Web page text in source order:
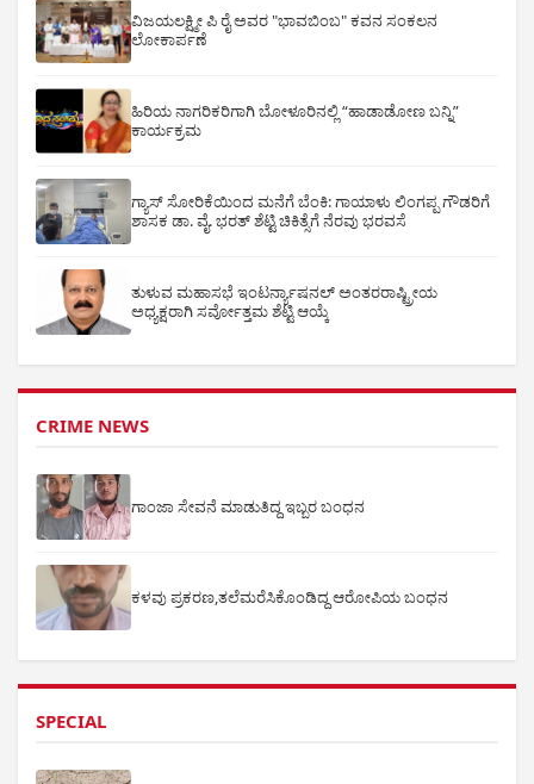
ವಿಜಯಲಕ್ಷ್ಮೀ ಪಿ ರೈ ಅವರ "ಭಾವಬಿಂಬ" ಕವನ ಸಂಕಲನ
ಲೋಕಾರ್ಪಣೆ
ಹಿರಿಯ ನಾಗರಿಕರಿಗಾಗಿ ಬೋಳೂರಿನಲ್ಲಿ “ಹಾಡಾಡೋಣ ಬನ್ನಿ”
ಕಾರ್ಯಕ್ರಮ
ಗ್ಯಾಸ್ ಸೋರಿಕೆಯಿಂದ ಮನೆಗೆ ಬೆಂಕಿ: ಗಾಯಾಳು ಲಿಂಗಪ್ಪ ಗೌಡರಿಗೆ
ಶಾಸಕ ಡಾ. ವೈ. ಭರತ್ ಶೆಟ್ಟಿ ಚಿಕಿತ್ಸೆಗೆ ನೆರವು ಭರವಸೆ
ತುಳುವ ಮಹಾಸಭೆ ಇಂಟರ್ನ್ಯಾಷನಲ್ ಅಂತರರಾಷ್ಟ್ರೀಯ
ಅಧ್ಯಕ್ಷರಾಗಿ ಸರ್ವೋತ್ತಮ ಶೆಟ್ಟಿ ಆಯ್ಕೆ
CRIME NEWS
ಗಾಂಜಾ ಸೇವನೆ ಮಾಡುತಿದ್ದ ಇಬ್ಬರ ಬಂಧನ
ಕಳವು ಪ್ರಕರಣ,ತಲೆಮರೆಸಿಕೊಂಡಿದ್ದ ಆರೋಪಿಯ ಬಂಧನ
SPECIAL